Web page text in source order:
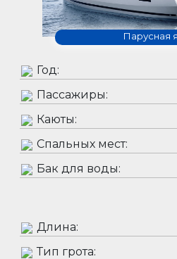
Парусная
Год:
Пассажиры:
Каюты:
Спальных мест:
Бак для воды:
Длина:
Тип грота: